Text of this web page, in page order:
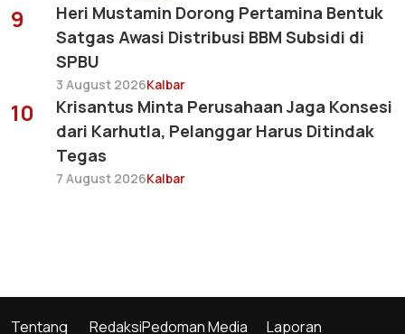
9
Heri Mustamin Dorong Pertamina Bentuk
Satgas Awasi Distribusi BBM Subsidi di
SPBU
3 August 2026Kalbar
10
Krisantus Minta Perusahaan Jaga Konsesi
dari Karhutla, Pelanggar Harus Ditindak
Tegas
7 August 2026Kalbar
Tentang RedaksiPedoman Media Laporan